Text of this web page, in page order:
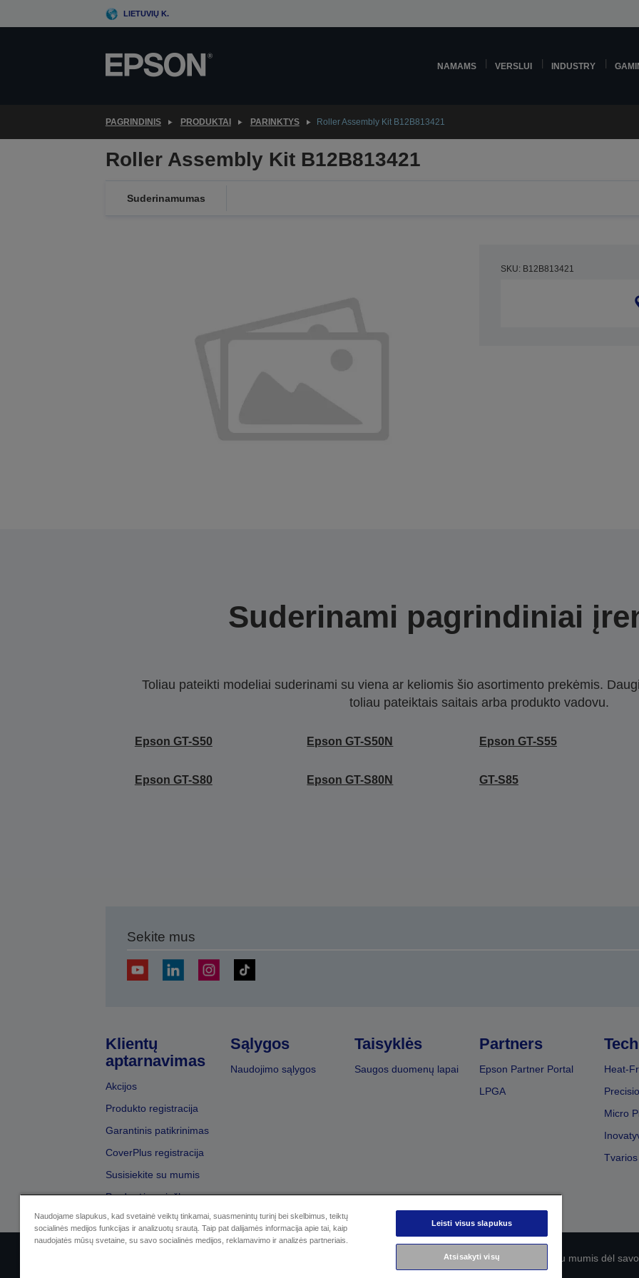
to
LIETUVIŲ K.
NAMAMS VERSLUI INDUSTRY
PAGRINDINIS PRODUKTAI PARINKTYS Roller Assembly Kit B12B813421
Roller Assembly Kit B12B813421
Suderinamumas
SKU: B12B813421
Suderinami pagrindiniai
Toliau pateikti modeliai suderinami su viena ar keliomis šio asortimento prekėmis.
toliau pateiktais saitais arba produkto vadovu.
Epson GT-S50 Epson GT-S50N Epson GT-S55
Epson GT-S80 Epson GT-S80N GT-S85
Sekite mus
Klientų
aptarnavimas
Akcijos
Produkto registracija
Garantinis patikrinimas
CoverPlus registracija
Susisiekite su mumis
Pardavėjų paieška
Sąlygos
Naudojimo sąlygos
Taisyklės
Saugos duomenų lapai
Partners
Epson Partner Portal
LPGA
Heat-
Micro
EU Data Act Compliance Susisiekite su mumis dėl
Naudojame slapukus, kad svetainė veiktų tinkamai, suasmenintų turinį bei skelbimus, teiktų
socialinės medijos funkcijas ir analizuotų srautą. Taip pat dalijamės informacija apie tai, kaip
naudojatės mūsų svetaine, su savo socialinės medijos, reklamavimo ir analizės partneriais.
Leisti visus slapukus
Atsisakyti visų